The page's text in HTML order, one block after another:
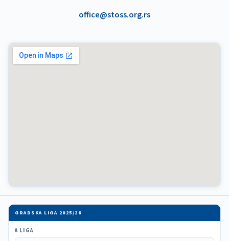
office@stoss.org.rs
GRADSKA LIGA 2025/26
A LIGA